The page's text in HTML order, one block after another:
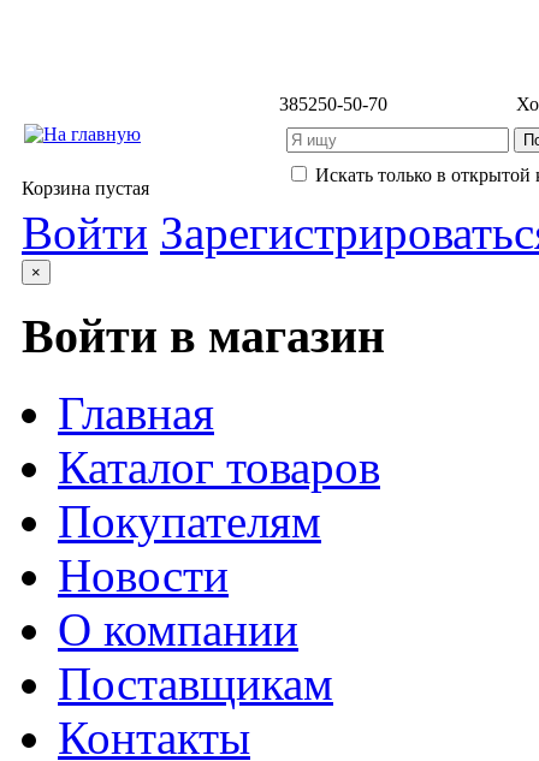
385250-50-70
Искать только в открытой
Корзина пустая
Войти
×
Войти в магазин
Главная
Каталог товаров
Покупателям
Новости
О компании
Поставщикам
Контакты